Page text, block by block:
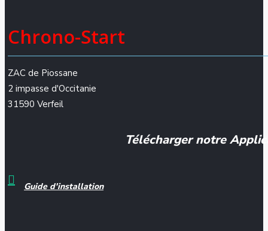
Chrono-Start
ZAC de Piossane
2 impasse d'Occitanie
31590 Verfeil
Télécharger notre
Guide d'installation